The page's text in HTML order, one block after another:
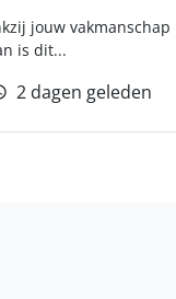
jouw
is dit...
2 dagen geleden